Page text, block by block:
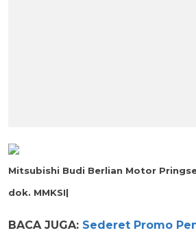
Mitsubishi Budi Berlian Motor
dok. MMKSI|
BACA JUGA: Sederet Promo